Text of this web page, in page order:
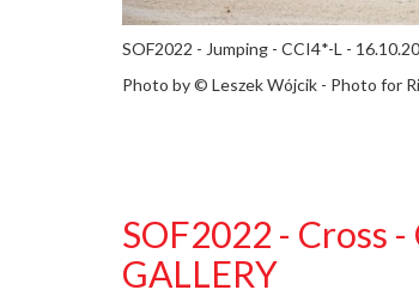
SOF2022 - Jumping - CCI4*-L -
Photo by © Leszek Wójcik - Photo for
SOF2022 - Cross -
GALLERY